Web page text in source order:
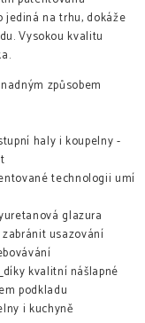
jediná na trhu, dokáže
Vysokou kvalitu
způsobem
haly i koupelny -
technologii umí
glazura
usazování
díky kvalitní nášlapné
podkladu
i kuchyně